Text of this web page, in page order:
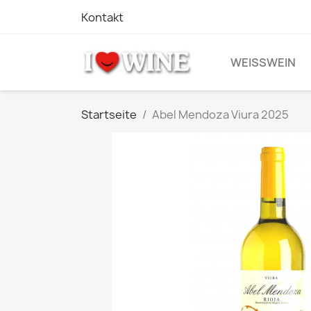
Kontakt
WEISSWEIN
Startseite Abel Mendoza Viura 2025